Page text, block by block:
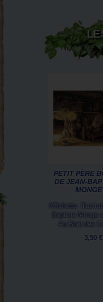
PETIT PÈRE
DE JEAN-
MONGE
Affichette.
Baptiste Monge
Au Bord des
3,50 €